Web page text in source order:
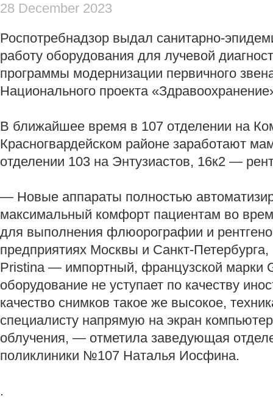
28 December 2023
Роспотребнадзор выдал санитарно-
работу оборудования для лучевой
программы модернизации первичного
Национального проекта
В ближайшее время в 107 отделении на
Красногвардейском районе заработают
отделении 103 на Энтузиастов, 16к2 —
— Новые аппараты полностью
максимальный комфорт пациентам во
для выполнения флюорографии и
предприятиях Москвы и
Pristina — импортный, французской марки
оборудование не уступает по качеству
качество снимков такое же высокое,
специалисту напрямую на экран
облучения, — отметила заведующая
поликлиники №107 Наталья Иосфина.
.